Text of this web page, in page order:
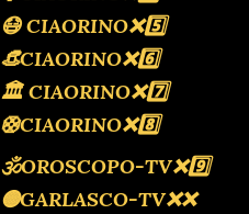
😷 CIAORINO❌️5️⃣
👒CIAORINO❌️6️⃣
🏛 CIAORINO❌️7️⃣
🛟CIAORINO❌️8️⃣
🕉OROSCOPO-TV❌️9️⃣
🟡GARLASCO-TV❌️❌️